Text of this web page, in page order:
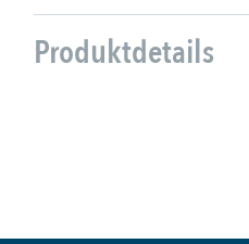
Produktdetails